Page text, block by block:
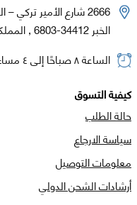
2666 شارع الأمير تركي – الكورنيش , وحدة رقم 102
الخبر 34412-6803 , المملكة العربية السعودية
الساعة ٨ صباحًا إلى ٤ مساء من الأحد إلى الخميس
كيفية التسوق
حالة الطلب
سياسة الارجاع
معلومات التوصيل
أرشادات الشحن الدولي